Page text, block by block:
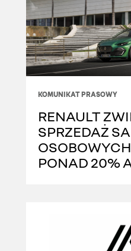
KOMUNIKAT PRASOWY
RENAULT
SPRZEDAŻ
PONAD 20%